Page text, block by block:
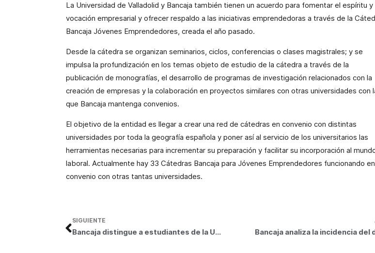
La Universidad de Valladolid y Bancaja también tienen un acuerdo para fomentar el espíritu y
vocación empresarial y ofrecer respaldo a las iniciativas emprendedoras a través de la
Bancaja Jóvenes Emprendedores, creada el año pasado.
Desde la cátedra se organizan seminarios, ciclos, conferencias o clases magistrales; y se
impulsa la profundización en los temas objeto de estudio de la cátedra a través de la
publicación de monografías, el desarrollo de programas de investigación relacionados con la
creación de empresas y la colaboración en proyectos similares con otras universidades con
que Bancaja mantenga convenios.
El objetivo de la entidad es llegar a crear una red de cátedras en convenio con distintas
universidades por toda la geografía española y poner así al servicio de los universitarios las
herramientas necesarias para incrementar su preparación y facilitar su incorporación al
laboral. Actualmente hay 33 Cátedras Bancaja para Jóvenes Emprendedores funcionando en
convenio con otras tantas universidades.
SIGUIENTE
Bancaja distingue a estudiantes de la Universidad Miguel Hernández con los Premios Emergentes